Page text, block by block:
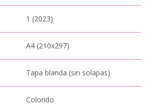
1 (2023)
A4 (210x297)
Tapa blanda (sin solapas)
Colorido